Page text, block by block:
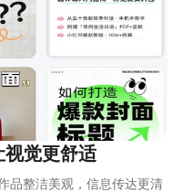
视觉更舒适
品整洁美观，信息传达更清